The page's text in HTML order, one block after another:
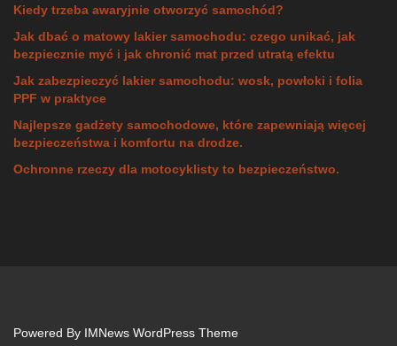
Kiedy trzeba awaryjnie otworzyć samochód?
Jak dbać o matowy lakier samochodu: czego unikać, jak
bezpiecznie myć i jak chronić mat przed utratą efektu
Jak zabezpieczyć lakier samochodu: wosk, powłoki i folia
PPF w praktyce
Najlepsze gadżety samochodowe, które zapewniają więcej
bezpieczeństwa i komfortu na drodze.
Ochronne rzeczy dla motocyklisty to bezpieczeństwo.
Powered By IMNews WordPress Theme